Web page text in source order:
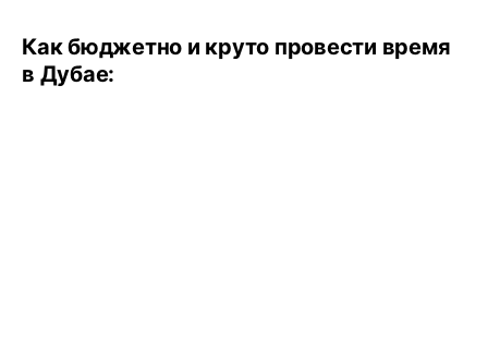
Как бюджетно и круто провести время
в Дубае: